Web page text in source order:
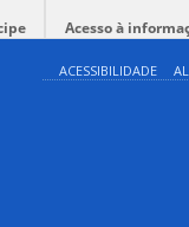
Acesso à
ACESSIBILIDADE